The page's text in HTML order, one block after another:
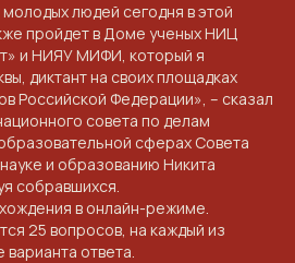
людей сегодня в этой
пройдет в Доме ученых НИЦ
и НИЯУ МИФИ, который я
диктант на своих площадках
Российской Федерации», – сказал
совета по делам
сферах Совета
и образованию Никита
собравшихся.
в онлайн-режиме.
25 вопросов, на каждый из
ответа.